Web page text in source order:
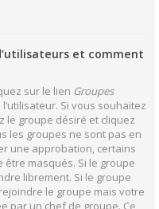
et comment
sur le lien Groupes
Si vous souhaitez
le groupe désiré et cliquez
les groupes ne sont pas en
une approbation, certains
être masqués. Si le groupe
librement. Si le groupe
le groupe mais votre
par un chef de groupe. Ce